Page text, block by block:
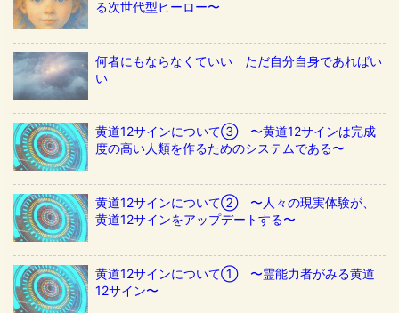
る次世代型ヒーロー〜
何者にもならなくていい ただ自分自身であればい
い
黄道12サインについて③ 〜黄道12サインは完成
度の高い人類を作るためのシステムである〜
黄道12サインについて② 〜人々の現実体験が、
黄道12サインをアップデートする〜
黄道12サインについて① 〜霊能力者がみる黄道
12サイン〜